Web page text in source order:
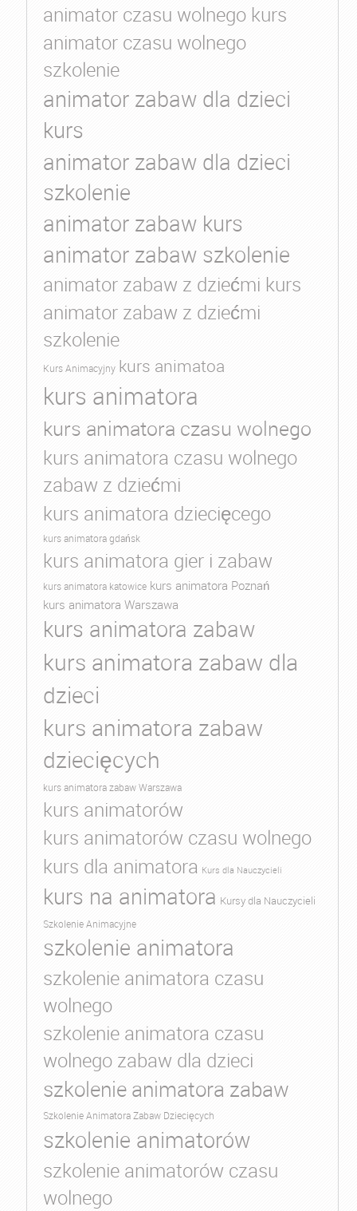
animator czasu wolnego kurs
animator czasu wolnego
szkolenie
animator zabaw dla dzieci
kurs
animator zabaw dla dzieci
szkolenie
animator zabaw kurs
animator zabaw szkolenie
animator zabaw z dziećmi kurs
animator zabaw z dziećmi
szkolenie
Kurs Animacyjny kurs animatoa
kurs animatora
kurs animatora czasu wolnego
kurs animatora czasu wolnego
zabaw z dziećmi
kurs animatora dziecięcego
kurs animatora gdańsk
kurs animatora gier i zabaw
kurs animatora katowice kurs animatora Poznań
kurs animatora Warszawa
kurs animatora zabaw
kurs animatora zabaw dla
dzieci
kurs animatora zabaw
dziecięcych
kurs animatora zabaw Warszawa
kurs animatorów
kurs animatorów czasu wolnego
kurs dla animatora Kurs dla Nauczycieli
kurs na animatora Kursy dla Nauczycieli
Szkolenie Animacyjne
szkolenie animatora
szkolenie animatora czasu
wolnego
szkolenie animatora czasu
wolnego zabaw dla dzieci
szkolenie animatora zabaw
Szkolenie Animatora Zabaw Dziecięcych
szkolenie animatorów
szkolenie animatorów czasu
wolnego